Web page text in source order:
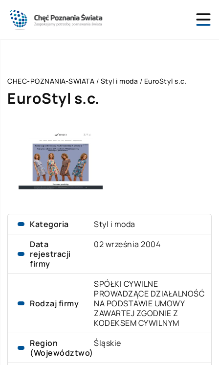
CHEC-POZNANIA-SWIATA / Styl i moda / EuroStyl s.c.
EuroStyl s.c.
Kategoria
Styl i moda
Data
rejestracji
firmy
02 września 2004
Rodzaj firmy
SPÓŁKI CYWILNE
PROWADZĄCE DZIAŁALNOŚĆ
NA PODSTAWIE UMOWY
ZAWARTEJ ZGODNIE Z
KODEKSEM CYWILNYM
Region
(Województwo)
Śląskie